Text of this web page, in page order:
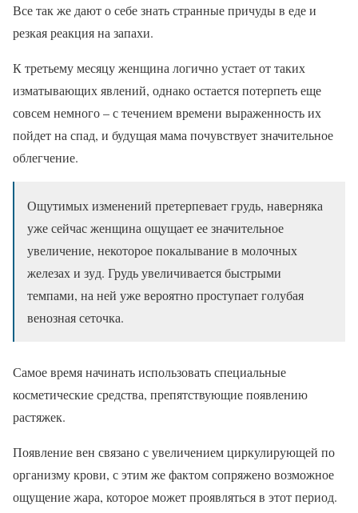
Все так же дают о себе знать странные причуды в еде и
резкая реакция на запахи.
К третьему месяцу женщина логично устает от таких
изматывающих явлений, однако остается потерпеть еще
совсем немного – с течением времени выраженность их
пойдет на спад, и будущая мама почувствует значительное
облегчение.
Ощутимых изменений претерпевает грудь, наверняка
уже сейчас женщина ощущает ее значительное
увеличение, некоторое покалывание в молочных
железах и зуд. Грудь увеличивается быстрыми
темпами, на ней уже вероятно проступает голубая
венозная сеточка.
Самое время начинать использовать специальные
косметические средства, препятствующие появлению
растяжек.
Появление вен связано с увеличением циркулирующей по
организму крови, с этим же фактом сопряжено возможное
ощущение жара, которое может проявляться в этот период.